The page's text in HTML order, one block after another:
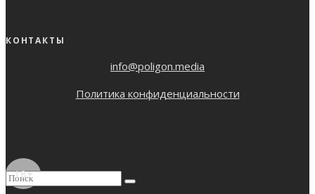
КОНТАКТЫ
info@poligon.media
Политика конфиденциальности
18+